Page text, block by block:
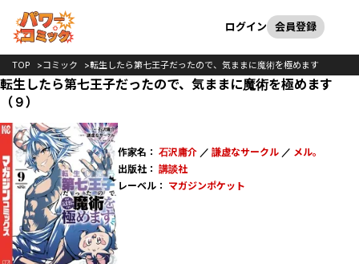
ログイン 会員登録カート
TOP コミック 転生したら第七王子だったので、気ままに魔術を極めます
転生したら第七王子だったので、気ままに魔術を極めます
（９）
作家名： 石沢庸介／ 謙虚なサークル／ メル。
出版社： 講談社
レーベル： マガジンポケット